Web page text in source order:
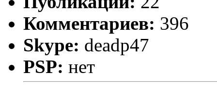
Комментариев: 396
Skype: deadp47
PSP: нет